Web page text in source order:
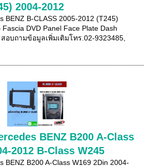
2004-2012
BENZ B-CLASS 2005-2012 (T245)
DVD Panel Face Plate Dash
อบถามข้อมูลเพิ่มเติมโทร.02-9323485,
BENZ B200 A-Class
2012 B-Class W245
BENZ B200 A-Class W169 2Din 2004-